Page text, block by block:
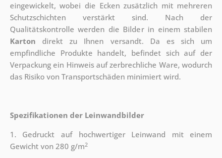
eingewickelt, wobei die Ecken zusätzlich mit mehreren
Schutzschichten verstärkt sind. Nach der
Qualitätskontrolle werden die Bilder in einem stabilen
Karton direkt zu Ihnen versandt. Da es sich um
empfindliche Produkte handelt, befindet sich auf der
Verpackung ein Hinweis auf zerbrechliche Ware, wodurch
das Risiko von Transportschäden minimiert wird.
Spezifikationen der Leinwandbilder
1. Gedruckt auf hochwertiger Leinwand mit einem
Gewicht von 280 g/m2